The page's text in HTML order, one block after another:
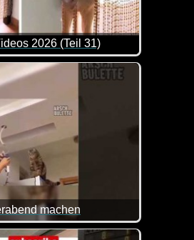
2026 (Teil 31)
von lustigen
machen
sich schon auf den Feierabend :-)